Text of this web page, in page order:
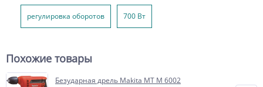
регулировка оборотов 700 Вт
Похожие товары
Безударная дрель Makita MT M 6002